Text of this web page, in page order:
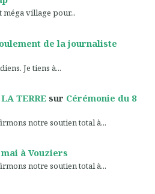
méga village pour...
de la journaliste
Je tiens à...
TERRE sur Cérémonie du 8
notre soutien total à...
à Vouziers
notre soutien total à...